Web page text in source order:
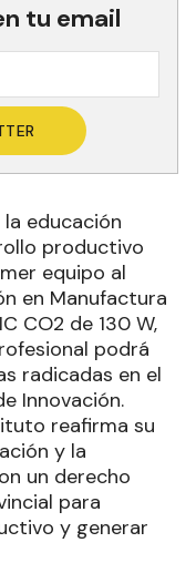
tu email
educación
productivo
equipo al
en Manufactura
CO2 de 130 W,
podrá
radicadas en el
Innovación.
reafirma su
y la
un derecho
para
y generar